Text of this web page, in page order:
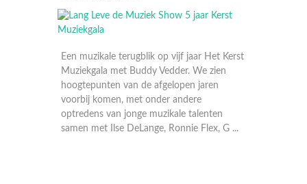
Een muzikale terugblik op vijf jaar Het Kerst
Muziekgala met Buddy Vedder. We zien
hoogtepunten van de afgelopen jaren
voorbij komen, met onder andere
optredens van jonge muzikale talenten
samen met Ilse DeLange, Ronnie Flex, G ...